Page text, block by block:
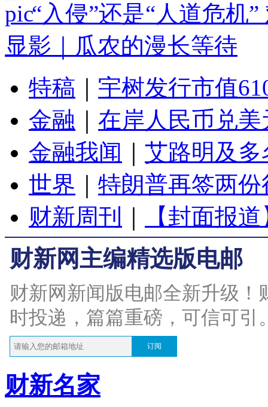
“入侵”还是“人道危机
显影｜瓜农的漫长等待
特稿
宇树发行市值
金融
在岸人民币兑
金融我闻
艾路明及
世界
特朗普再签两
财新周刊
【封面报
财新网主编精选版电邮
财新网新闻版电邮全新升级
时投递，篇篇重磅，可信可引
订阅
财新名家